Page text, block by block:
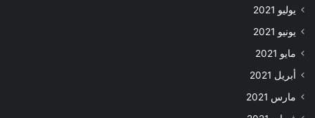
يوليو 2021
يونيو 2021
مايو 2021
أبريل 2021
مارس 2021